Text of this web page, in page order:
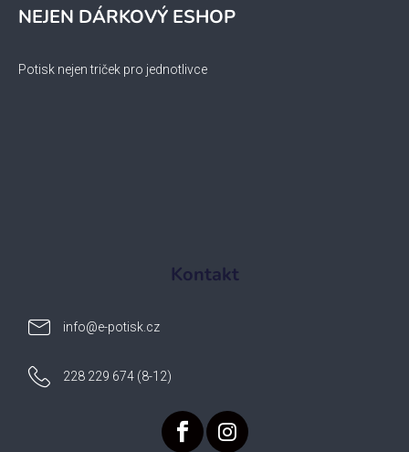
NEJEN DÁRKOVÝ ESHOP
Potisk nejen triček pro jednotlivce
Kontakt
info@e-potisk.cz
228 229 674 (8-12)